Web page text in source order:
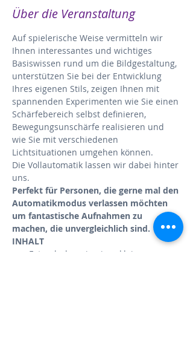
Über die Veranstaltung
Auf spielerische Weise vermitteln wir
Ihnen interessantes und wichtiges
Basiswissen rund um die Bildgestaltung,
unterstützen Sie bei der Entwicklung
Ihres eigenen Stils, zeigen Ihnen mit
spannenden Experimenten wie Sie einen
Schärfebereich selbst definieren,
Bewegungsunschärfe realisieren und
wie Sie mit verschiedenen
Lichtsituationen umgehen können.
Die Vollautomatik lassen wir dabei hinter
uns.
Perfekt für Personen, die gerne mal den
Automatikmodus verlassen möchten
um fantastische Aufnahmen zu
machen, die unvergleichlich sind.
INHALT
Fotoschulung in einer kleinen